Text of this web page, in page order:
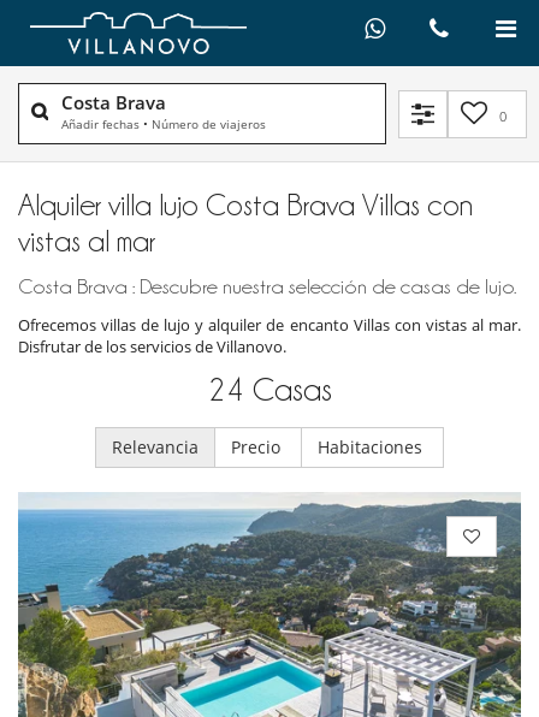
Costa Brava
Añadir fechas • Número de viajeros 0
Alquiler villa lujo Costa Brava Villas con
vistas al mar
Costa Brava : Descubre nuestra selección de casas de lujo.
Ofrecemos villas de lujo y alquiler de encanto Villas con vistas al mar.
Disfrutar de los servicios de Villanovo.
24 Casas
Relevancia Precio Habitaciones